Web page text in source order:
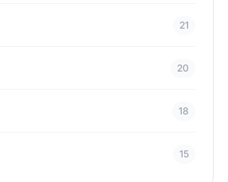
21
20
18
15